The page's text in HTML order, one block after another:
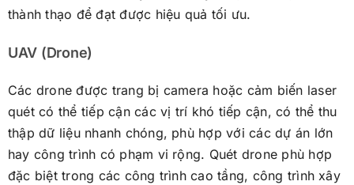
thành thạo để đạt được hiệu quả tối ưu.
UAV (Drone)
Các drone được trang bị camera hoặc cảm biến laser
quét có thể tiếp cận các vị trí khó tiếp cận, có thể thu
thập dữ liệu nhanh chóng, phù hợp với các dự án lớn
hay công trình có phạm vi rộng. Quét drone phù hợp
đặc biệt trong các công trình cao tầng, công trình xây